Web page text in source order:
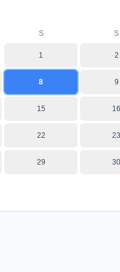
S S
1 2
8 9
15
22
29